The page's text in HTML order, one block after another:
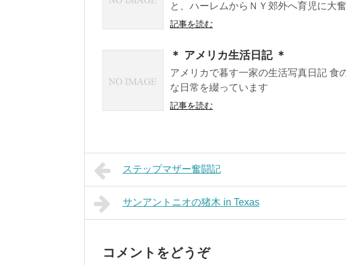
と、ハーレムからＮＹ郊外へ育児に大奮
記事を読む
＊ アメリカ生活日記 ＊
アメリカで暮す一家の生活写真日記 食
な日常を綴っています
記事を読む
ステップマザー奮闘記
サンアントニオの猪木 in Texas
コメントをどうぞ